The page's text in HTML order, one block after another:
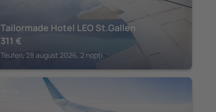
Tailormade Hotel LEO St.Gallen
311 €
Teufen, 28 august 2026, 2 nopți